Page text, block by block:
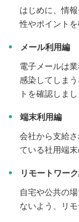
はじめに、情
性やポイントを
メール利用編
電子メールは
感染してしま
トを確認しまし
端末利用編
会社から支給
ている社用端
リモートワー
自宅や公共の
ないよう、リ